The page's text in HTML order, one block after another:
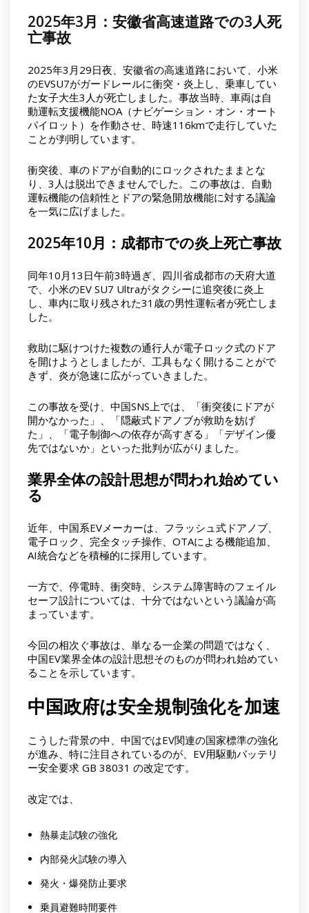
2025年3月：安徽省高速道路での3人死
亡事故
2025年3月29日夜、安徽省の高速道路において、小米
のEVSU7がガードレールに衝突・炎上し、乗車してい
た女子大生3人が死亡しました。事故当時、車両は自
動運転支援機能NOA（ナビゲーション・オン・オート
パイロット）を作動させ、時速116kmで走行していた
ことが判明しています。
衝突後、車のドアが自動的にロックされたままとな
り、3人は脱出できませんでした。この事故は、自動
運転機能の信頼性とドアの緊急開放機能に対する議論
を一気に広げました。
2025年10月：成都市での炎上死亡事故
同年10月13日午前3時過ぎ、四川省成都市の天府大道
で、小米のEV SU7 Ultraがタクシーに追突後に炎上
し、車内に取り残された31歳の男性運転者が死亡しま
した。
救助に駆けつけた複数の通行人が電子ロック式のドア
を開けようとしましたが、工具もなく開けることがで
きず、炎が急速に広がっていきました。
この事故を受け、中国SNS上では、「衝突後にドアが
開かなかった」、「隠蔽式ドアノブが救助を妨げ
た」、「電子制御への依存が高すぎる」「デザイン優
先ではないか」といった批判が広がりました。
業界全体の設計思想が問われ始めてい
る
近年、中国系EVメーカーは、フラッシュ式ドアノブ、
電子ロック、完全タッチ操作、OTAによる機能追加、
AI統合などを積極的に採用しています。
一方で、停電時、衝突時、システム障害時のフェイル
セーフ設計については、十分ではないという議論が高
まっています。
今回の相次ぐ事故は、単なる一企業の問題ではなく、
中国EV業界全体の設計思想そのものが問われ始めてい
ることを示しています。
中国政府は安全規制強化を加速
こうした背景の中、中国ではEV関連の国家標準の強化
が進み、特に注目されているのが、EV用駆動バッテリ
ー安全要求 GB 38031 の改定です。
改定では、
熱暴走試験の強化
内部発火試験の導入
発火・爆発防止要求
乗員避難時間要件